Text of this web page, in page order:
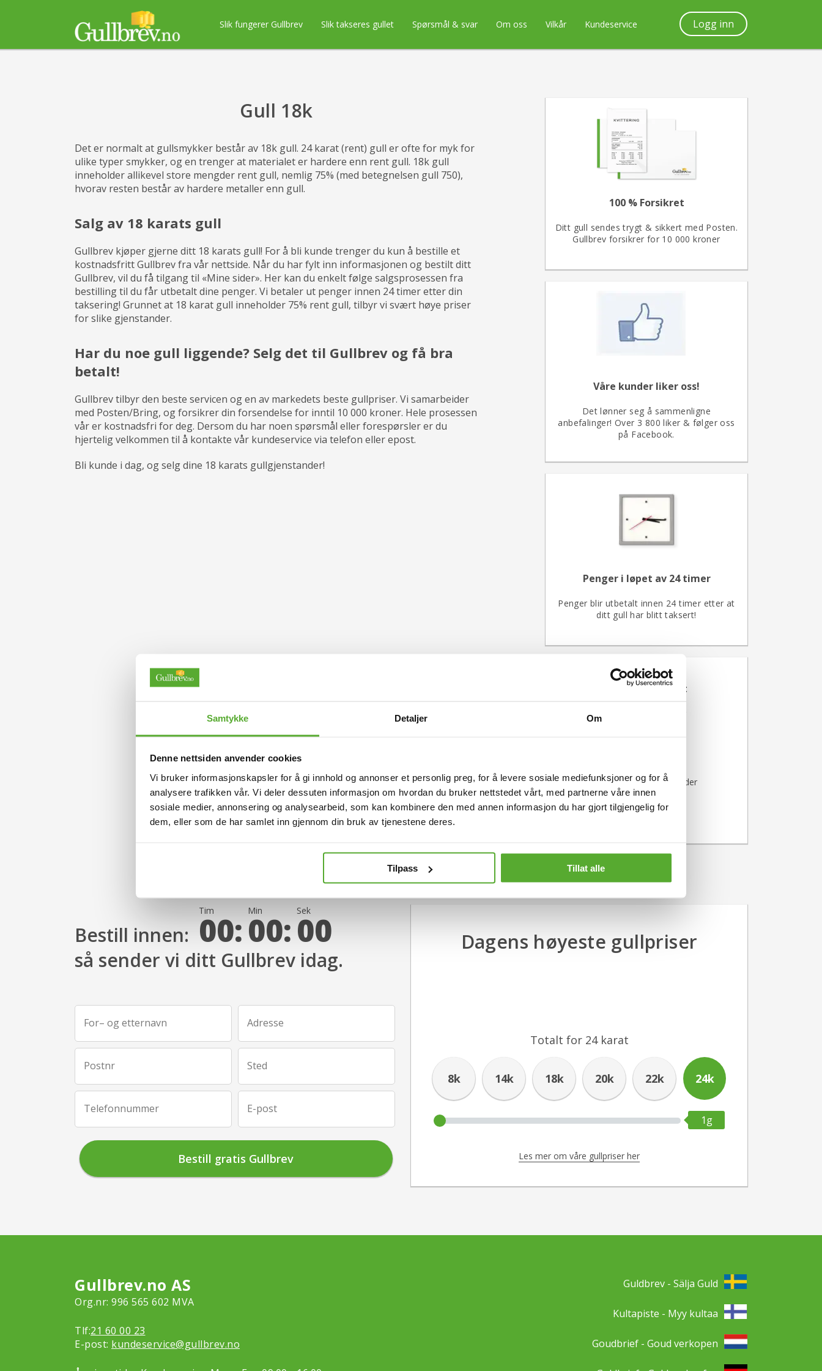
Samtykke Detaljer Om
Denne nettsiden anvender cookies
Vi bruker informasjonskapsler for å gi innhold og annonser et personlig preg, for å levere sosiale mediefunksjoner og for å
analysere trafikken vår. Vi deler dessuten informasjon om hvordan du bruker nettstedet vårt, med partnerne våre innen
sosiale medier, annonsering og analysearbeid, som kan kombinere den med annen informasjon du har gjort tilgjengelig for
dem, eller som de har samlet inn gjennom din bruk av tjenestene deres.
Tilpass Tillat alle
Slik fungerer Gullbrev Slik takseres gullet Spørsmål & svar Om oss Vilkår Kundeservice Logg inn
Gull 18k
Det er normalt at gullsmykker består av 18k gull. 24 karat (rent) gull er ofte for myk for
ulike typer smykker, og en trenger at materialet er hardere enn rent gull. 18k gull
inneholder allikevel store mengder rent gull, nemlig 75% (med betegnelsen gull 750),
hvorav resten består av hardere metaller enn gull.
Salg av 18 karats gull
Gullbrev kjøper gjerne ditt 18 karats gull! For å bli kunde trenger du kun å bestille et
kostnadsfritt Gullbrev fra vår nettside. Når du har fylt inn informasjonen og bestilt ditt
Gullbrev, vil du få tilgang til «Mine sider». Her kan du enkelt følge salgsprosessen fra
bestilling til du får utbetalt dine penger. Vi betaler ut penger innen 24 timer etter din
taksering! Grunnet at 18 karat gull inneholder 75% rent gull, tilbyr vi svært høye priser
for slike gjenstander.
Har du noe gull liggende? Selg det til Gullbrev og få bra
betalt!
Gullbrev tilbyr den beste servicen og en av markedets beste gullpriser. Vi samarbeider
med Posten/Bring, og forsikrer din forsendelse for inntil 10 000 kroner. Hele prosessen
vår er kostnadsfri for deg. Dersom du har noen spørsmål eller forespørsler er du
hjertelig velkommen til å kontakte vår kundeservice via telefon eller epost.
Bli kunde i dag, og selg dine 18 karats gullgjenstander!
100 % Forsikret
Ditt gull sendes trygt & sikkert med Posten.
Gullbrev forsikrer for 10 000 kroner
Våre kunder liker oss!
Det lønner seg å sammenligne
anbefalinger! Over 3 800 liker & følger oss
på Facebook.
Penger i løpet av 24 timer
Penger blir utbetalt innen 24 timer etter at
ditt gull har blitt taksert!
Trygt og Sikkert
Forsikret for inntil 10 000 Kr
Over 100 000 fornøyde kunder
Betaling innen 24 timer
Bestill innen:
Tim
00: Min
00: Sek
00
så sender vi ditt Gullbrev idag.
For– og etternavn Adresse
Postnr Sted
Telefonnummer E-post
Dagens høyeste gullpriser
Totalt for 24karat
8k 14k 18k 20k 22k 24k
1g
Les mer om våre gullpriser her
Gullbrev.no AS
Org.nr: 996 565 602 MVA
Tlf:21 60 00 23
E-post: kundeservice@gullbrev.no
Guldbrev - Sälja Guld
Kultapiste - Myy kultaa
Goudbrief - Goud verkopen